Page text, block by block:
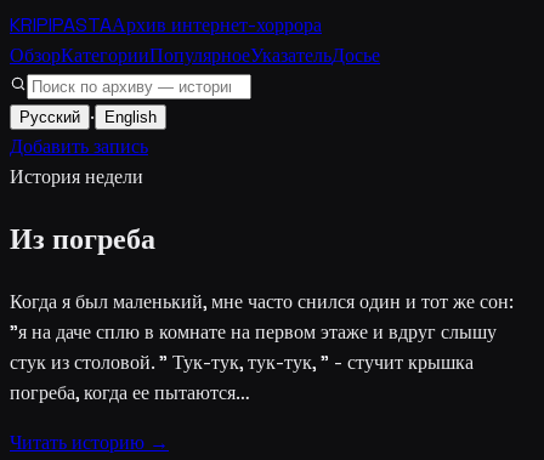
KRIPIPASTAАрхив интернет-хоррора
ОбзорКатегорииПопулярноеУказательДосье
Русский · English
Добавить запись
История недели
Из погреба
Когда я был маленький, мне часто снился один и тот же сон:
"я на даче сплю в комнате на первом этаже и вдруг слышу
стук из столовой. " Тук-тук, тук-тук, " - стучит крышка
погреба, когда ее пытаются…
Читать историю →